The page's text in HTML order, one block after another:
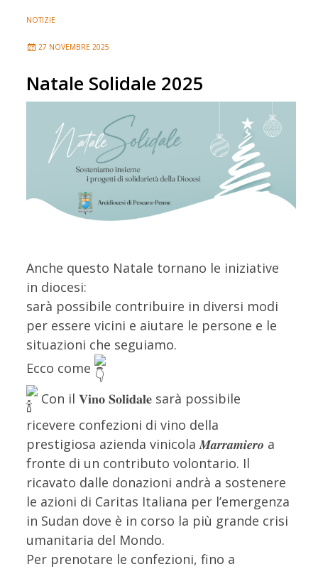
NOTIZIE
27 NOVEMBRE 2025
Natale Solidale 2025
Anche questo Natale tornano le iniziative
in diocesi:
sarà possibile contribuire in diversi modi
per essere vicini e aiutare le persone e le
situazioni che seguiamo.
Ecco come
Con il 𝐕𝐢𝐧𝐨 𝐒𝐨𝐥𝐢𝐝𝐚𝐥𝐞 sarà possibile
ricevere confezioni di vino della
prestigiosa azienda vinicola 𝑴𝒂𝒓𝒓𝒂𝒎𝒊𝒆𝒓𝒐 a
fronte di un contributo volontario. Il
ricavato dalle donazioni andrà a sostenere
le azioni di Caritas Italiana per l’emergenza
in Sudan dove è in corso la più grande crisi
umanitaria del Mondo.
Per prenotare le confezioni, fino a